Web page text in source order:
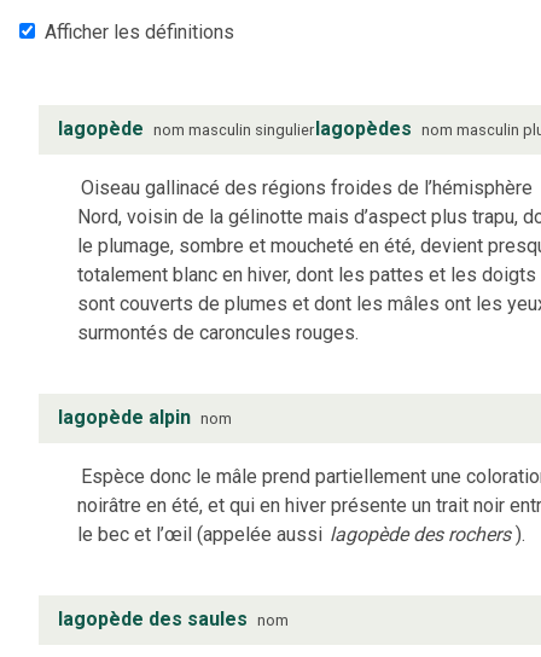
Afficher les définitions
lagopède nom masculin singulierlagopèdes nom masculin
Oiseau gallinacé des régions froides de l’hémisphère
Nord, voisin de la gélinotte mais d’aspect plus trapu,
le plumage, sombre et moucheté en été, devient
totalement blanc en hiver, dont les pattes et les doigts
sont couverts de plumes et dont les mâles ont les
surmontés de caroncules rouges.
lagopède alpin nom
Espèce donc le mâle prend partiellement une
noirâtre en été, et qui en hiver présente un trait noir
le bec et l’œil (appelée aussi lagopède des rochers).
lagopède des saules nom